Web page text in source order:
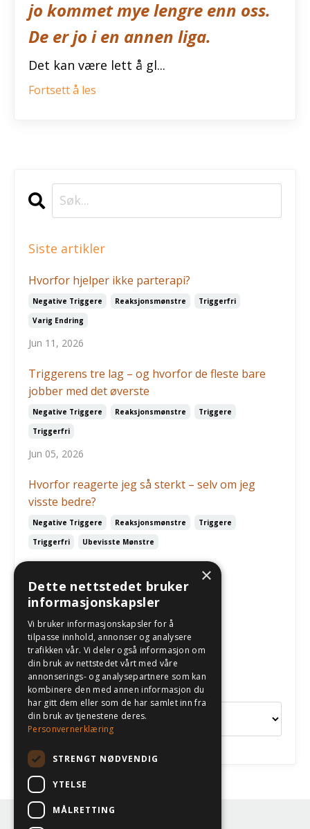
jo kommet mye lengre enn oss.
De er jo i en annen liga.
Det kan være lett å gl...
Fortsett å les
Siste artikler
Hvorfor hjelper ikke parterapi?
Negative Triggere Reaksjonsmønstre
Triggerfri
Varig Endring
Jun 11, 2026
Triggerens tre lag – og hvorfor de fleste bare
jobber med det øverste
Negative Triggere Reaksjonsmønstre
Triggere
Triggerfri
Jun 05, 2026
Hvorfor reagerte jeg så sterkt – selv om jeg
visste bedre?
Negative Triggere Reaksjonsmønstre
Triggere
Triggerfri
Ubevisste Mønstre
May 03, 2026
Følg oss
Kategorier
×
Dette nettstedet bruker
informasjonskapsler
Vi bruker informasjonskapsler for å
tilpasse innhold, annonser og analysere
trafikken vår. Vi deler også informasjon om
din bruk av nettstedet vårt med våre
annonserings- og analysepartnere som kan
kombinere den med annen informasjon du
har gitt dem eller som de har samlet inn fra
din bruk av tjenestene deres.
Personvernerklæring
STRENGT NØDVENDIG
YTELSE
MÅLRETTING